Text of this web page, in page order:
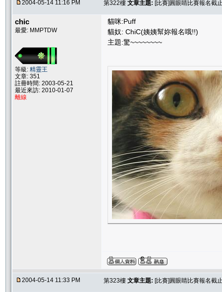
2004-05-14 11:16 PM 第322樓 文章主題: [比賽]圓眼睛比賽報名截
chic
最愛: MMPTDW
等級: 精靈王
文章: 351
註冊時間: 2003-05-21
最近來訪: 2010-01-07
離線
貓咪:Puff
貓奴: ChiC(姨姨幫妳報名哦!!)
主題:驚~~~~~~~~
2004-05-14 11:33 PM 第323樓 文章主題: [比賽]圓眼睛比賽報名截